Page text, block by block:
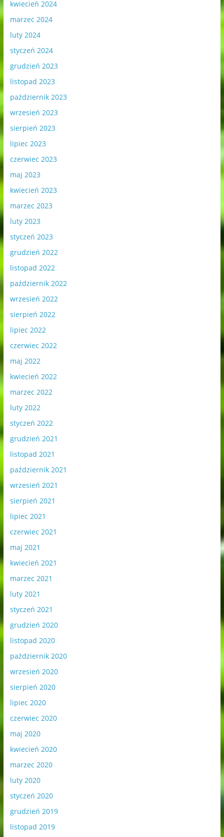
kwiecień 2024
marzec 2024
luty 2024
styczeń 2024
grudzień 2023
listopad 2023
październik 2023
wrzesień 2023
sierpień 2023
lipiec 2023
czerwiec 2023
maj 2023
kwiecień 2023
marzec 2023
luty 2023
styczeń 2023
grudzień 2022
listopad 2022
październik 2022
wrzesień 2022
sierpień 2022
lipiec 2022
czerwiec 2022
maj 2022
kwiecień 2022
marzec 2022
luty 2022
styczeń 2022
grudzień 2021
listopad 2021
październik 2021
wrzesień 2021
sierpień 2021
lipiec 2021
czerwiec 2021
maj 2021
kwiecień 2021
marzec 2021
luty 2021
styczeń 2021
grudzień 2020
listopad 2020
październik 2020
wrzesień 2020
sierpień 2020
lipiec 2020
czerwiec 2020
maj 2020
kwiecień 2020
marzec 2020
luty 2020
styczeń 2020
grudzień 2019
listopad 2019